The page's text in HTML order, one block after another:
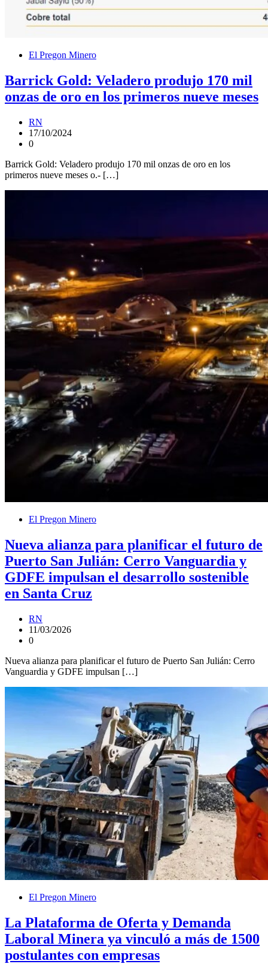
El Pregon Minero
Barrick Gold: Veladero produjo 170 mil
onzas de oro en los primeros nueve meses
RN
17/10/2024
0
Barrick Gold: Veladero produjo 170 mil onzas de oro en los
primeros nueve meses o.- […]
El Pregon Minero
Nueva alianza para planificar el futuro de
Puerto San Julián: Cerro Vanguardia y
GDFE impulsan el desarrollo sostenible
en Santa Cruz
RN
11/03/2026
0
Nueva alianza para planificar el futuro de Puerto San Julián: Cerro
Vanguardia y GDFE impulsan […]
El Pregon Minero
La Plataforma de Oferta y Demanda
Laboral Minera ya vinculó a más de 1500
postulantes con empresas